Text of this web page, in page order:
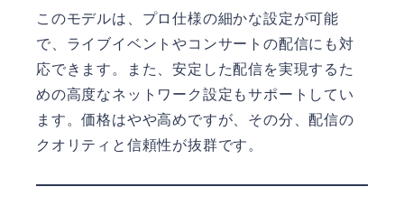
このモデルは、プロ仕様の細かな設定が可能
で、ライブイベントやコンサートの配信にも対
応できます。また、安定した配信を実現するた
めの高度なネットワーク設定もサポートしてい
ます。価格はやや高めですが、その分、配信の
クオリティと信頼性が抜群です。